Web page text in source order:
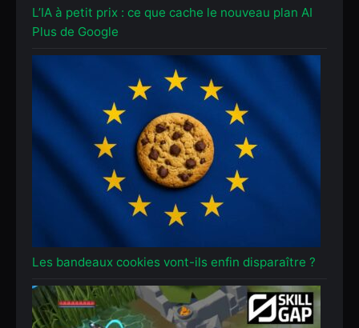
L’IA à petit prix : ce que cache le nouveau plan AI
Plus de Google
Les bandeaux cookies vont-ils enfin disparaître ?